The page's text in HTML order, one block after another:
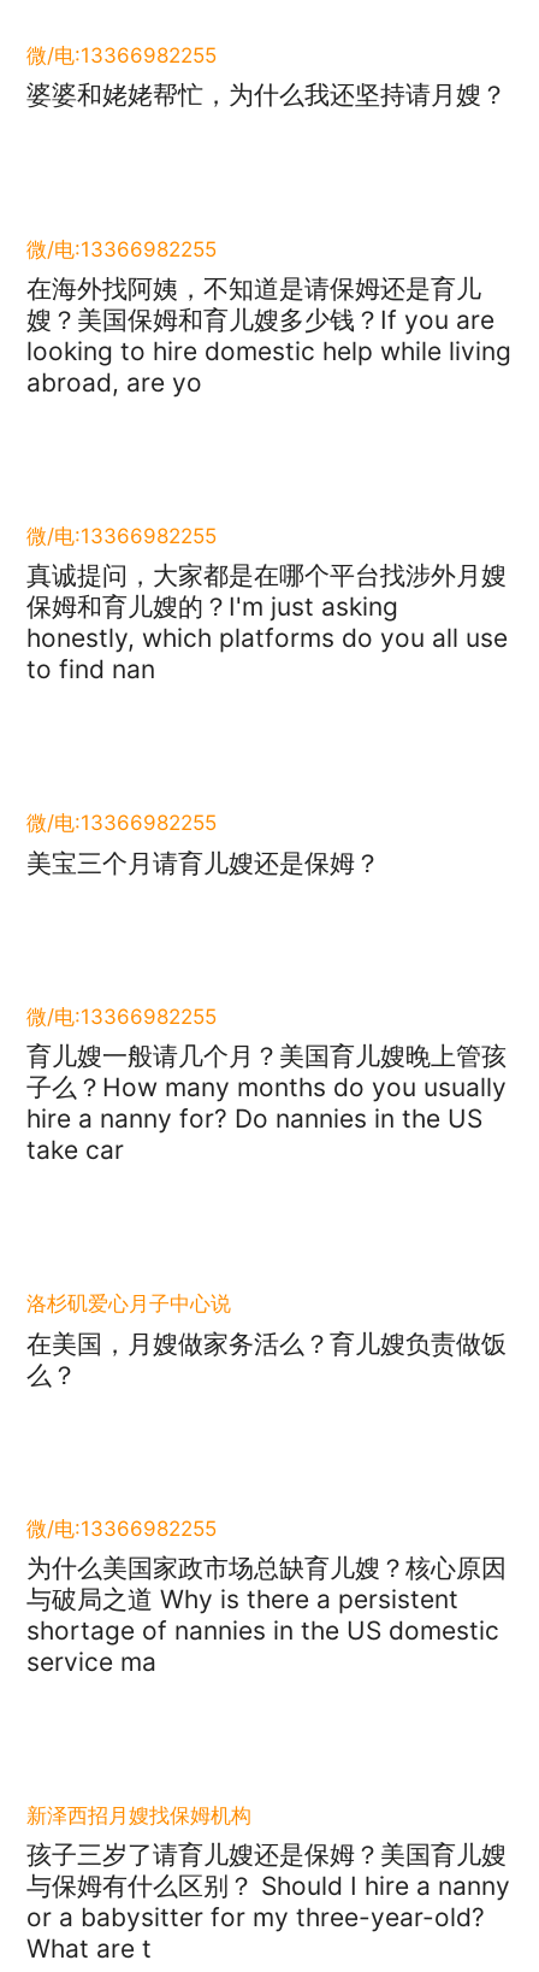
微/电:13366982255
婆婆和姥姥帮忙，为什么我还坚持请月嫂？
微/电:13366982255
在海外找阿姨，不知道是请保姆还是育儿
嫂？美国保姆和育儿嫂多少钱？If you are
looking to hire domestic help while living
abroad, are yo
微/电:13366982255
真诚提问，大家都是在哪个平台找涉外月嫂
保姆和育儿嫂的？I'm just asking
honestly, which platforms do you all use
to find nan
微/电:13366982255
美宝三个月请育儿嫂还是保姆？
微/电:13366982255
育儿嫂一般请几个月？美国育儿嫂晚上管孩
子么？How many months do you usually
hire a nanny for? Do nannies in the US
take car
洛杉矶爱心月子中心说
在美国，月嫂做家务活么？育儿嫂负责做饭
么？
微/电:13366982255
为什么美国家政市场总缺育儿嫂？核心原因
与破局之道 Why is there a persistent
shortage of nannies in the US domestic
service ma
新泽西招月嫂找保姆机构
孩子三岁了请育儿嫂还是保姆？美国育儿嫂
与保姆有什么区别？ Should I hire a nanny
or a babysitter for my three-year-old?
What are t